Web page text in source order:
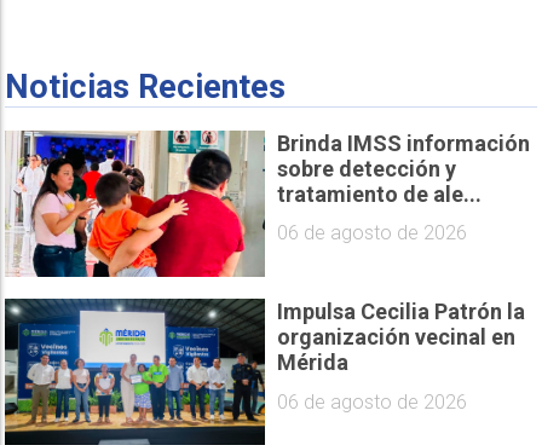
Noticias Recientes
Brinda IMSS información
sobre detección y
tratamiento de ale...
06 de agosto de 2026
Impulsa Cecilia Patrón la
organización vecinal en
Mérida
06 de agosto de 2026